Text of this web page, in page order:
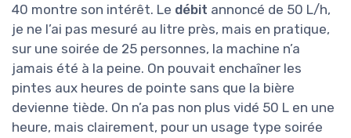
40 montre son intérêt. Le débit annoncé de 50 L/h,
je ne l’ai pas mesuré au litre près, mais en pratique,
sur une soirée de 25 personnes, la machine n’a
jamais été à la peine. On pouvait enchaîner les
pintes aux heures de pointe sans que la bière
devienne tiède. On n’a pas non plus vidé 50 L en une
heure, mais clairement, pour un usage type soirée